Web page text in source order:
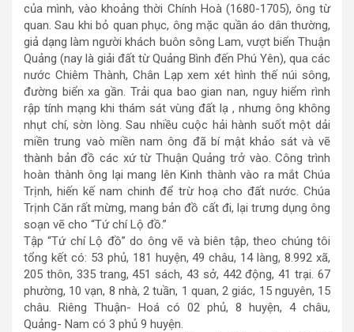
của mình, vào khoảng thời Chính Hoà (1680-1705), ông từ
quan. Sau khi bỏ quan phục, ông mặc quần áo dân thường,
giả dạng làm người khách buôn sông Lam, vượt biển Thuận
Quảng (nay là giải đất từ Quảng Bình đến Phú Yên), qua các
nước Chiêm Thành, Chân Lạp xem xét hình thế núi sông,
đường biển xa gần. Trải qua bao gian nan, nguy hiểm rình
rập tính mạng khi thám sát vùng đất lạ , nhưng ông không
nhụt chí, sờn lòng. Sau nhiều cuộc hải hành suốt một dải
miền trung vaò miền nam ông đã bí mật khảo sát và vẽ
thành bản đồ các xứ từ Thuận Quảng trở vào. Công trình
hoàn thành ông lại mang lên Kinh thành vào ra mắt Chúa
Trịnh, hiến kế nam chinh để trừ hoạ cho đất nước. Chúa
Trịnh Căn rất mừng, mang bản đồ cất đi, lại trưng dụng ông
soạn vẽ cho “Tứ chí Lộ đồ.”
Tập “Tứ chí Lộ đồ” do ông vẽ và biên tập, theo chúng tôi
tổng kết có: 53 phủ, 181 huyện, 49 châu, 14 làng, 8.992 xã,
205 thôn, 335 trang, 451 sách, 43 sở, 442 động, 41 trại. 67
phường, 10 vạn, 8 nhà, 2 tuần, 1 quan, 2 giác, 15 nguyên, 15
châu. Riêng Thuận- Hoá có 02 phủ, 8 huyện, 4 châu,
Quảng- Nam có 3 phủ 9 huyện.